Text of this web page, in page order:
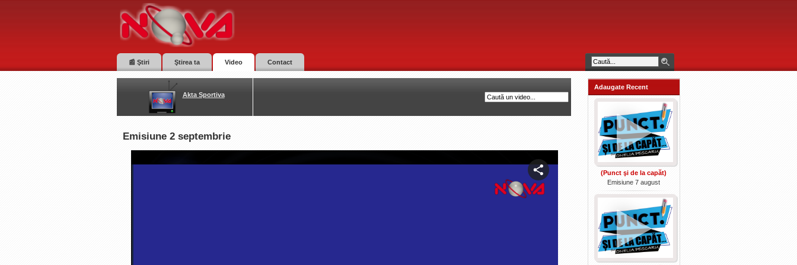
📰 Ştiri Ştirea ta Video Contact
Akta Sportiva
Emisiune 2 septembrie
Adaugate Recent
(Punct şi de la capăt)
Emisiune 7 august